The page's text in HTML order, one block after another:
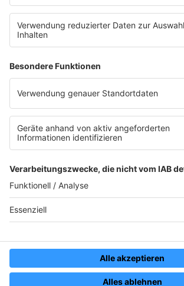
EVENTS
APP
WACKEN RADIO
Wacken Open Air
Datenschutz
Datenschutzeinstellungen
Werbung schalten
Kontakt
© RADIO BOB GmbH & Co. KG